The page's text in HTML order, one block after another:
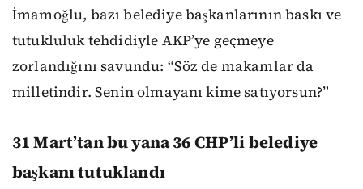
İmamoğlu, bazı belediye başkanlarının baskı ve
tutukluluk tehdidiyle AKP’ye geçmeye
zorlandığını savundu: “Söz de makamlar da
milletindir. Senin olmayanı kime satıyorsun?”
31 Mart’tan bu yana 36 CHP’li belediye
başkanı tutuklandı